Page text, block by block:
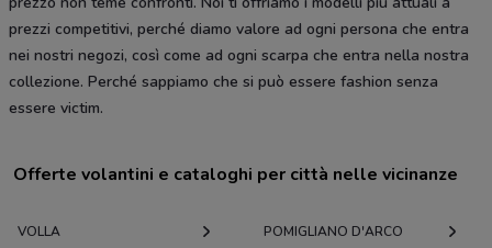
prezzi competitivi, perché diamo valore ad ogni persona che entra
nei nostri negozi, così come ad ogni scarpa che entra nella nostra
collezione. Perché sappiamo che si può essere fashion senza
essere victim.
Offerte volantini e cataloghi per città nelle vicinanze
VOLLA POMIGLIANO D'ARCO